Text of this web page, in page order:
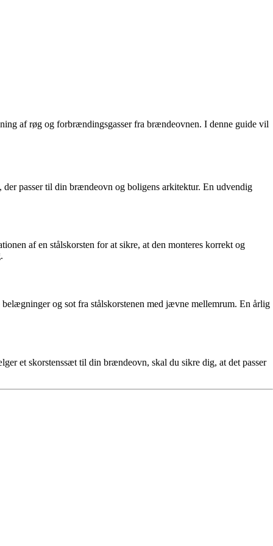
af røg og forbrændingsgasser fra brændeovnen. I denne guide vil
passer til din brændeovn og boligens arkitektur. En udvendig
af en stålskorsten for at sikre, at den monteres korrekt og
og sot fra stålskorstenen med jævne mellemrum. En årlig
et skorstenssæt til din brændeovn, skal du sikre dig, at det passer